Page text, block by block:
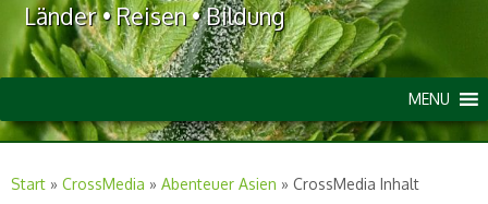
Länder • Reisen • Bildung
MENU
Start » CrossMedia » Abenteuer Asien » CrossMedia Inhalt